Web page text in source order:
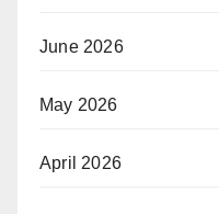
June 2026
May 2026
April 2026